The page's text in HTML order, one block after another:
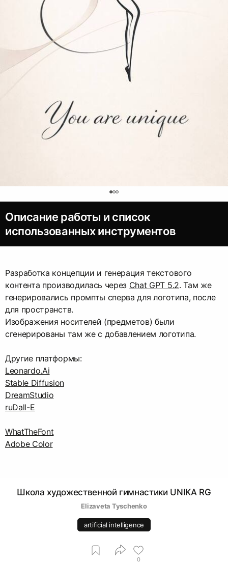
Описание работы и список
использованных инструментов
Разработка концепции и генерация текстового
контента производилась через Chat GPT 5.2. Там же
генерировались промпты сперва для логотипа, после
для пространств.
Изображения носителей (предметов) были
сгенерированы там же с добавлением логотипа.
Другие платформы:
Leonardo.Ai
Stable Diffusion
DreamStudio
ruDall-E
WhatTheFont
Adobe Color
Школа художественной гимнастики UNIKA RG
Elizaveta Tyschenko
artificial intelligence
0